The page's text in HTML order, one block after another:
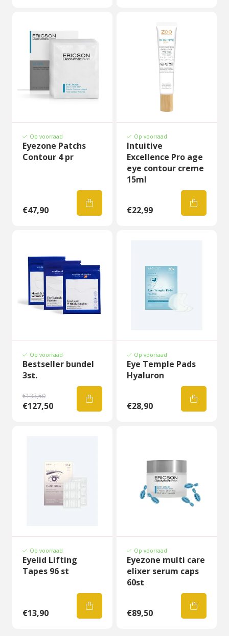
Op voorraad
Eyezone Patchs
Contour 4 pr
€47,90
Op voorraad
Intuitive
Excellence Pro age
eye contour creme
15ml
€22,99
Op voorraad
Bestseller bundel
3st.
€133,50
€127,50
Op voorraad
Eye Temple Pads
Hyaluron
€28,90
Op voorraad
Eyelid Lifting
Tapes 96 st
€13,90
Op voorraad
Eyezone multi care
elixer serum caps
60st
€89,50